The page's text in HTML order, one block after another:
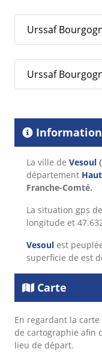
Urssaf
Urssaf
La ville de Vesoul
département
Franche-Comté.
La situation gps de
longitude et
Vesoul est
superficie de est
Carte
En regardant la
de cartographie afin
lieu de départ.